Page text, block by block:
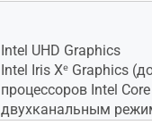
Intel UHD Graphics
Intel Iris Xᵉ Graphics
процессоров Intel
двухканальным